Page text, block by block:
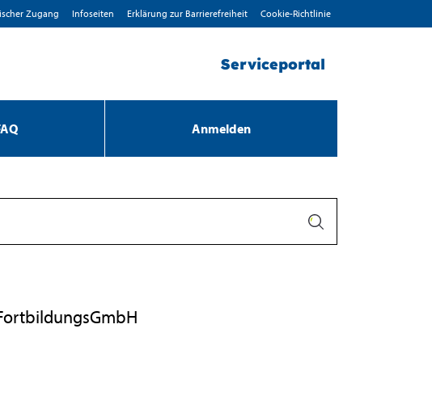
Zugang Infoseiten Erklärung zur Barrierefreiheit Cookie-Richtlinie
Serviceportal
Anmelden